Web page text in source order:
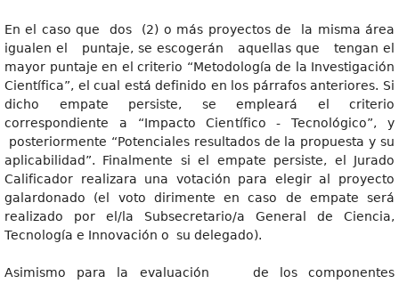
En el caso que dos (2) o más proyectos de la misma área
igualen el puntaje, se escogerán aquellas que tengan el
mayor puntaje en el criterio “Metodología de la Investigación
Científica”, el cual está definido en los párrafos anteriores. Si
dicho empate persiste, se empleará el criterio
correspondiente a “Impacto Científico - Tecnológico”, y
posteriormente “Potenciales resultados de la propuesta y su
aplicabilidad”. Finalmente si el empate persiste, el Jurado
Calificador realizara una votación para elegir al proyecto
galardonado (el voto dirimente en caso de empate será
realizado por el/la Subsecretario/a General de Ciencia,
Tecnología e Innovación o su delegado).
Asimismo para la evaluación de los componentes